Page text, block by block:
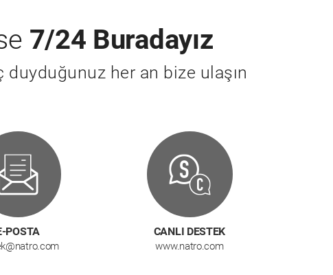
7/24 Buradayız
her an bize ulaşın
POSTA CANLI DESTEK
www.natro.com